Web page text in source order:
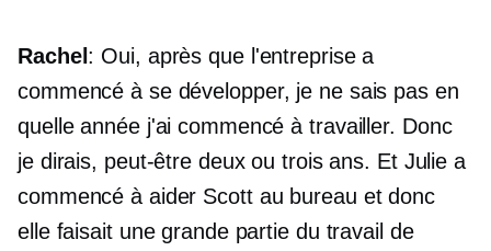
Rachel : Oui, après que l'entreprise a
commencé à se développer, je ne sais pas en
quelle année j'ai commencé à travailler. Donc
je dirais, peut-être deux ou trois ans. Et Julie a
commencé à aider Scott au bureau et donc
elle faisait une grande partie du travail de